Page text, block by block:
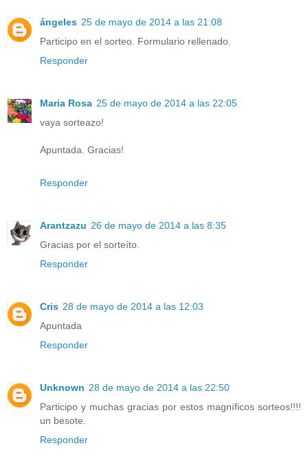
ángeles 25 de mayo de 2014 a las 21:08
Participo en el sorteo. Formulario rellenado.
Responder
Maria Rosa 25 de mayo de 2014 a las 22:05
vaya sorteazo!
Apuntada. Gracias!
Responder
Arantzazu 26 de mayo de 2014 a las 8:35
Gracias por el sorteíto.
Responder
Cris 28 de mayo de 2014 a las 12:03
Apuntada
Responder
Unknown 28 de mayo de 2014 a las 22:50
Participo y muchas gracias por estos magníficos sorteos!!!!
un besote.
Responder